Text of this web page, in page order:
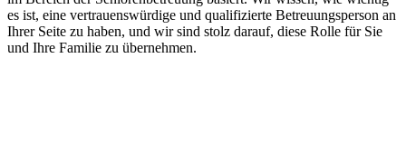
es ist, eine vertrauenswürdige und qualifizierte Betreuungsperson an
Ihrer Seite zu haben, und wir sind stolz darauf, diese Rolle für Sie
und Ihre Familie zu übernehmen.